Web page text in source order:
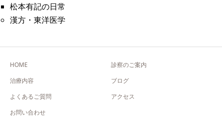
松本有記の日常
漢方・東洋医学
HOME
診察のご案内
治療内容
ブログ
よくあるご質問
アクセス
お問い合わせ